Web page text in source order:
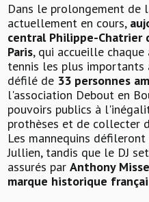
Dans le prolongement de
actuellement en cours,
central Philippe-Chatrier
Paris, qui accueille
tennis les plus importants
défilé de 33 personnes
l'association Debout en
pouvoirs publics à
prothèses et de collecter
Les mannequins
Jullien, tandis que le DJ
assurés par Anthony
marque historique